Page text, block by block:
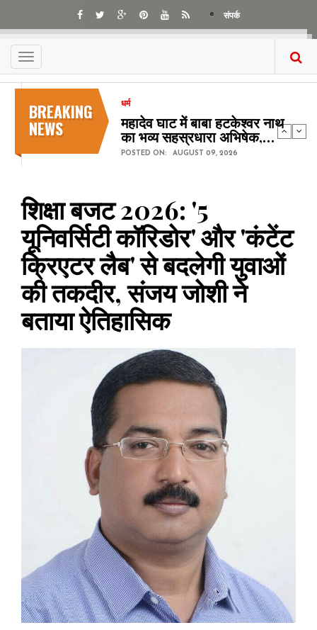
main
content
संपर्क
Toggle
navigation
BREAKING
NEWS
धर्म
महादेव घाट में बाबा हटकेश्वर नाथ
का भव्य सहस्रधारा अभिषेक,…
POSTED ON: AUGUST 09, 2026
शिक्षा बजट 2026: '5
यूनिवर्सिटी कॉरिडोर' और 'कंटेंट
क्रिएटर लैब' से बदलेगी युवाओं
की तकदीर, संजय जोशी ने
बताया ऐतिहासिक